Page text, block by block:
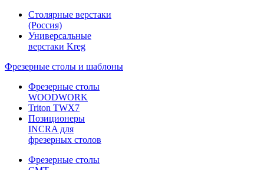
Столярные верстаки
(Россия)
Универсальные
верстаки Kreg
Фрезерные столы и шаблоны
Фрезерные столы
WOODWORK
Triton TWX7
Позиционеры
INCRA для
фрезерных столов
Фрезерные столы